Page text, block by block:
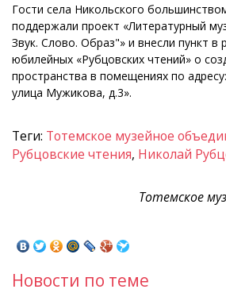
Гости села Никольского
поддержали проект «Литературный
Звук. Слово. Образ"» и внесли пункт в
юбилейных «Рубцовских чтений» о
пространства в помещениях по
улица Мужикова, д.3».
Теги: Тотемское музейное
Рубцовские чтения, Николай
Тотемское
Новости по теме